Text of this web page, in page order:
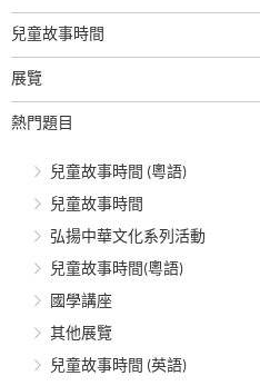
兒童故事時間
展覽
熱門題目
兒童故事時間 (粵語)
兒童故事時間
弘揚中華文化系列活動
兒童故事時間(粵語)
國學講座
其他展覽
兒童故事時間 (英語)